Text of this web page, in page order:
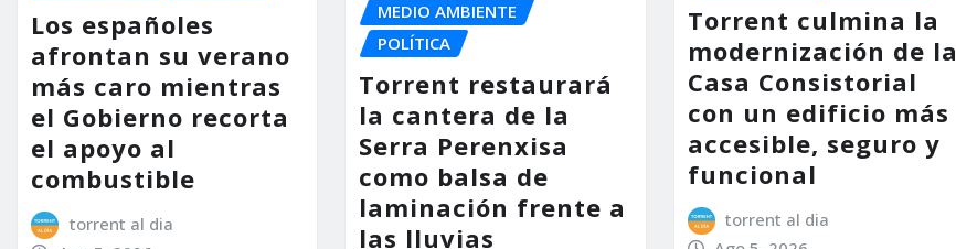
Los españoles
afrontan su verano
más caro mientras
el Gobierno recorta
el apoyo al
combustible
torrent al dia
MEDIO AMBIENTE
POLÍTICA
Torrent restaurará
la cantera de la
Serra Perenxisa
como balsa de
laminación frente a
las lluvias
Torrent culmina la
modernización de la
Casa Consistorial
con un edificio más
accesible, seguro y
funcional
torrent al dia